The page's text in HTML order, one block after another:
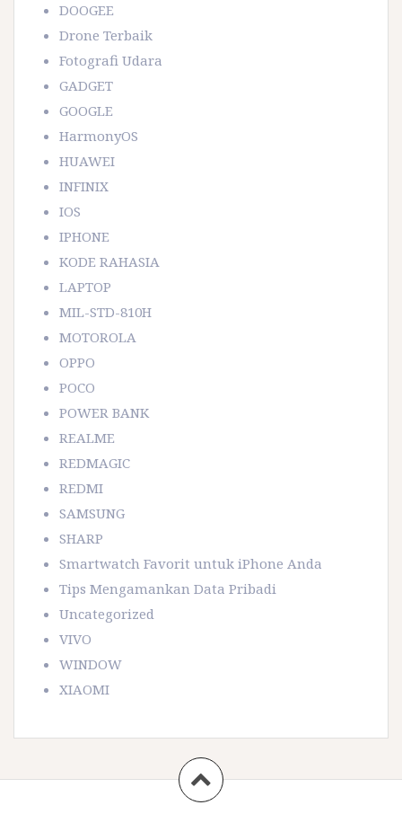
DOOGEE
Drone Terbaik
Fotografi Udara
GADGET
GOOGLE
HarmonyOS
HUAWEI
INFINIX
IOS
IPHONE
KODE RAHASIA
LAPTOP
MIL-STD-810H
MOTOROLA
OPPO
POCO
POWER BANK
REALME
REDMAGIC
REDMI
SAMSUNG
SHARP
Smartwatch Favorit untuk iPhone Anda
Tips Mengamankan Data Pribadi
Uncategorized
VIVO
WINDOW
XIAOMI